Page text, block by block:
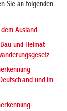
Sie an folgenden
Ausland
und Heimat -
und im